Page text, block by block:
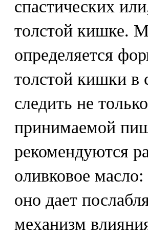
спастических
толстой кишке.
определяется
толстой кишки в
следить не
принимаемой
рекомендуются
оливковое
оно дает
механизм